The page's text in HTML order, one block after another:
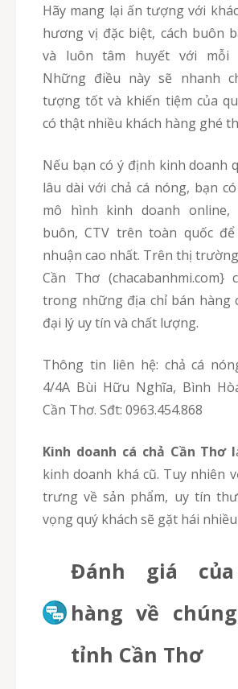
Hãy mang lại ấn tượng với khách hàng bằng
hương vị đặc biệt, cách buôn
và luôn tâm huyết với mỗi
Những điều này sẽ nhanh
tượng tốt và khiến tiệm của
có thật nhiều khách hàng ghé
Nếu bạn có ý định kinh doanh quy mô lớn và
lâu dài với chả cá nóng, bạn
mô hình kinh doanh online,
buôn, CTV trên toàn quốc
nhuận cao nhất. Trên thị
Cần Thơ
trong những địa chỉ bán hàng
đại lý uy tín và chất lượng.
Thông tin liên hệ: chả cá nóng Cần Thơ –
4/4A Bùi Hữu Nghĩa, Bình
Cần Thơ. Sđt: 0963.454.868
Kinh doanh cá chả Cần Thơ l
kinh doanh khá cũ. Tuy nhiên
trưng về sản phẩm, uy tín
vọng quý khách sẽ gặt hái
Đánh giá
hàng về
tỉnh Cần Thơ